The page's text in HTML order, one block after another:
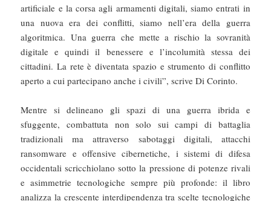
artificiale e la corsa agli armamenti digitali, siamo entrati in
una nuova era dei conflitti, siamo nell’era della guerra
algoritmica. Una guerra che mette a rischio la sovranità
digitale e quindi il benessere e l’incolumità stessa dei
cittadini. La rete è diventata spazio e strumento di conflitto
aperto a cui partecipano anche i civili”, scrive Di Corinto.
Mentre si delineano gli spazi di una guerra ibrida e
sfuggente, combattuta non solo sui campi di battaglia
tradizionali ma attraverso sabotaggi digitali, attacchi
ransomware e offensive cibernetiche, i sistemi di difesa
occidentali scricchiolano sotto la pressione di potenze rivali
e asimmetrie tecnologiche sempre più profonde: il libro
analizza la crescente interdipendenza tra scelte tecnologiche